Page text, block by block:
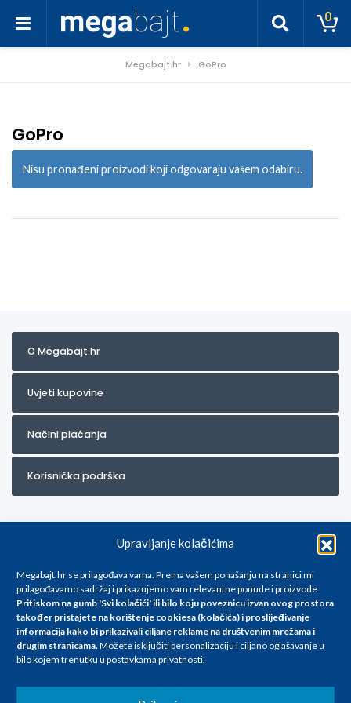
Upravljanje kolačićima
Megabajt.hr se prilagođava vama. Prema vašem ponašanju na stranici mi
prilagođavamo sadržaj i prikazujemo vam relevantne ponude i proizvode.
Pritiskom na gumb 'Svi kolačići' ili bilo koju poveznicu izvan ovog prostora
također pristajete na korištenje cookiesa (kolačića) i proslijeđivanje
informacija kako bi prikazivali ciljane reklame na društvenim mrežama i
drugim stranicama.Možete isključiti personalizaciju i ciljano oglašavanje u
bilo kojem trenutku u postavkama privatnosti.
0
Megabajt.hr GoPro
GoPro
Nisu pronađeni proizvodi koji odgovaraju vašem odabiru.
O Megabajt.hr
Uvjeti kupovine
Načini plaćanja
Korisnička podrška
Za artikle kojih trenutno nema u ponudi obratite nam se na
info@megabajt.hr. Sve cijene su informativnog karaktera i podložne su
promjenama, a
iskazane su za avansno plaćanje(gotovina) u Eurima i uključuju PDV. Sve
se razlikovati od cijena u našim poslovnicama. Trudimo se dati što bolji
i točniji opis i sliku. Unatoč tome, ne možemo garantirati da su svi